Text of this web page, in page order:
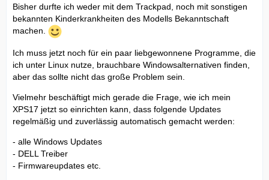
Bisher durfte ich weder mit dem Trackpad, noch mit sonstigen
bekannten Kinderkrankheiten des Modells Bekanntschaft
machen.
Ich muss jetzt noch für ein paar liebgewonnene Programme, die
ich unter Linux nutze, brauchbare Windowsalternativen finden,
aber das sollte nicht das große Problem sein.
Vielmehr beschäftigt mich gerade die Frage, wie ich mein
XPS17 jetzt so einrichten kann, dass folgende Updates
regelmäßig und zuverlässig automatisch gemacht werden:
- alle Windows Updates
- DELL Treiber
- Firmwareupdates etc.